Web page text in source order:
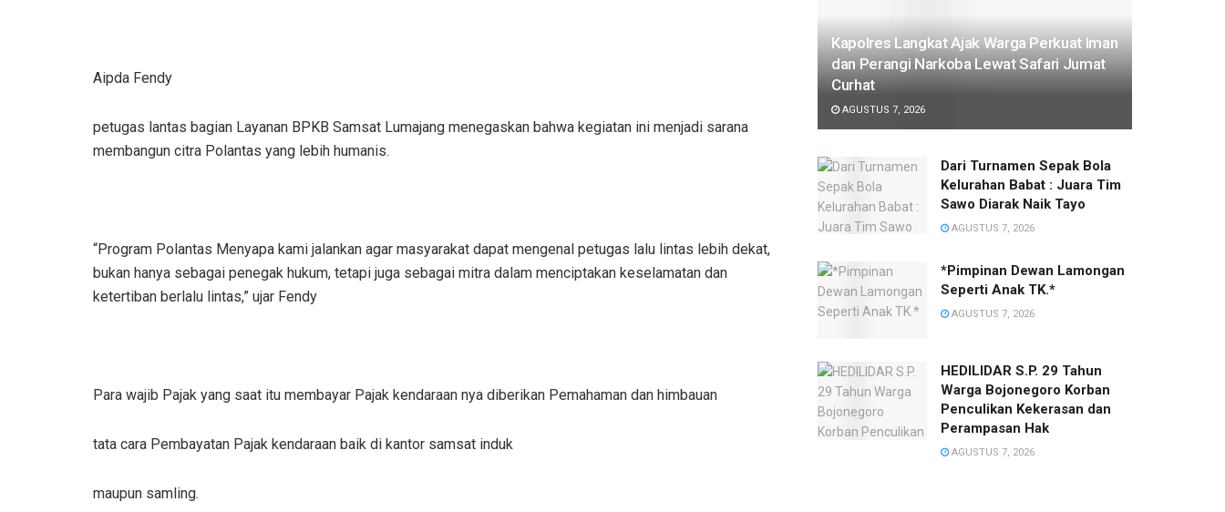
Aipda Fendy
petugas lantas bagian Layanan BPKB Samsat Lumajang menegaskan bahwa kegiatan ini menjadi sarana
membangun citra Polantas yang lebih humanis.
“Program Polantas Menyapa kami jalankan agar masyarakat dapat mengenal petugas lalu lintas lebih dekat,
bukan hanya sebagai penegak hukum, tetapi juga sebagai mitra dalam menciptakan keselamatan dan
ketertiban berlalu lintas,” ujar Fendy
Para wajib Pajak yang saat itu membayar Pajak kendaraan nya diberikan Pemahaman dan himbauan
tata cara Pembayatan Pajak kendaraan baik di kantor samsat induk
maupun samling.
Kapolres Langkat Ajak Warga Perkuat Iman
dan Perangi Narkoba Lewat Safari Jumat
Curhat
AGUSTUS 7, 2026
Dari Turnamen Sepak Bola
Kelurahan Babat : Juara Tim
Sawo Diarak Naik Tayo
AGUSTUS 7, 2026
*Pimpinan Dewan Lamongan
Seperti Anak TK.*
AGUSTUS 7, 2026
HEDILIDAR S.P. 29 Tahun
Warga Bojonegoro Korban
Penculikan Kekerasan dan
Perampasan Hak
AGUSTUS 7, 2026